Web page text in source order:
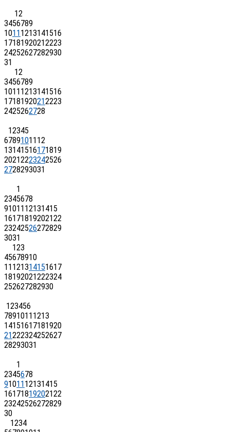
12
3456789
1011 1213141516
17181920212223
24252627282930
31
12
3456789
1011 1213141516
17181920212223
2425262728
12345
67891011 12
13141516171819
20212223242526
2728293031
1
2345678
91011 12131415
16171819202122
23242526272829
3031
123
45678910
11 121314151617
18192021222324
252627282930
123456
7891011 1213
14151617181920
21222324252627
28293031
1
2345678
91011 12131415
16171819202122
23242526272829
30
1234